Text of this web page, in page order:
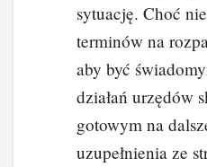
sytuację. Choć
terminów na
aby być
działań urzędów
gotowym na
uzupełnienia ze